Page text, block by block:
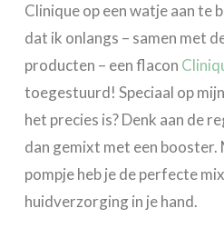
Clinique op een watje aan te
dat ik onlangs – samen met
producten – een flacon
toegestuurd! Speciaal op
het precies is? Denk aan de
dan gemixt met een booster.
pompje heb je de perfecte
huidverzorging in je hand.